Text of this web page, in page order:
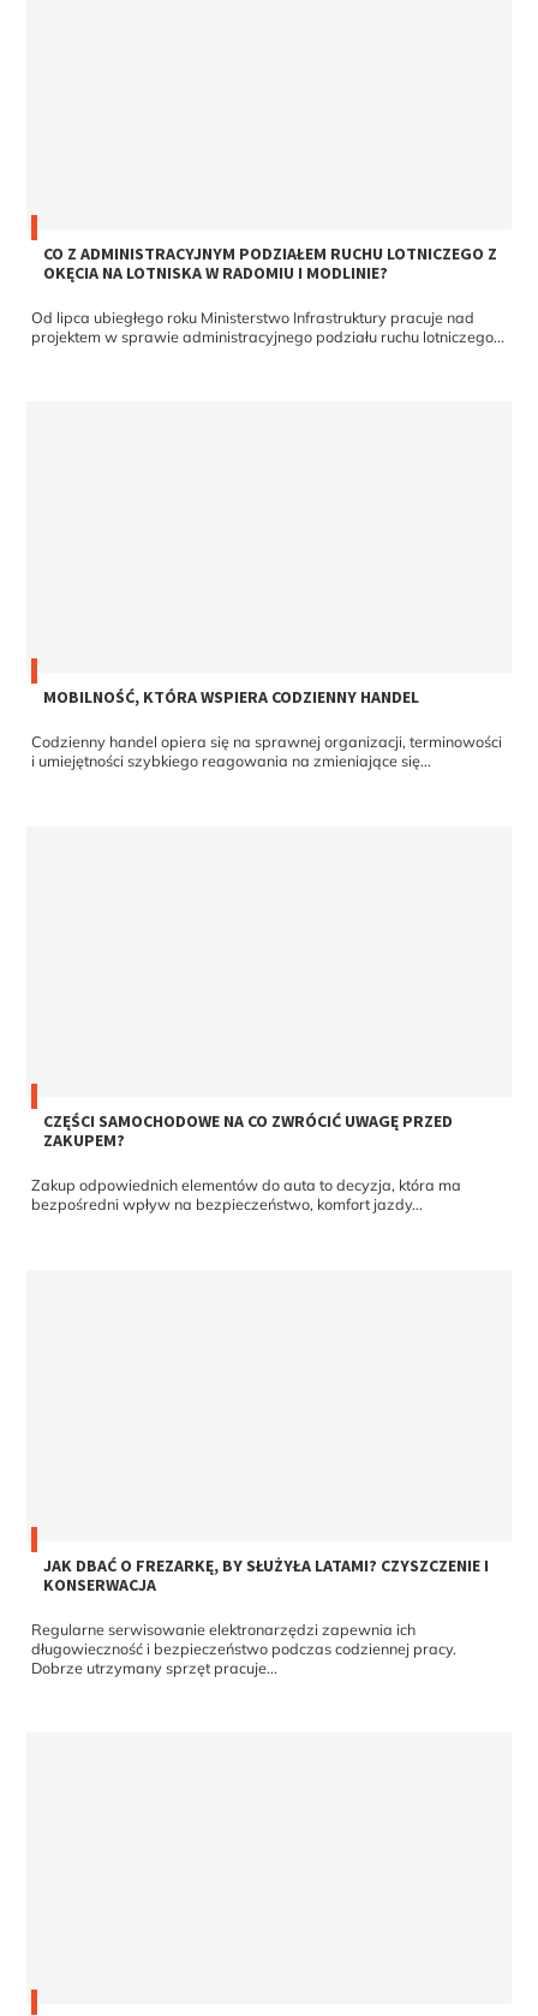
CO Z ADMINISTRACYJNYM PODZIAŁEM RUCHU LOTNICZEGO Z
OKĘCIA NA LOTNISKA W RADOMIU I MODLINIE?
Od lipca ubiegłego roku Ministerstwo Infrastruktury pracuje nad
projektem w sprawie administracyjnego podziału ruchu lotniczego...
MOBILNOŚĆ, KTÓRA WSPIERA CODZIENNY HANDEL
Codzienny handel opiera się na sprawnej organizacji, terminowości
i umiejętności szybkiego reagowania na zmieniające się...
CZĘŚCI SAMOCHODOWE NA CO ZWRÓCIĆ UWAGĘ PRZED
ZAKUPEM?
Zakup odpowiednich elementów do auta to decyzja, która ma
bezpośredni wpływ na bezpieczeństwo, komfort jazdy...
JAK DBAĆ O FREZARKĘ, BY SŁUŻYŁA LATAMI? CZYSZCZENIE I
KONSERWACJA
Regularne serwisowanie elektronarzędzi zapewnia ich
długowieczność i bezpieczeństwo podczas codziennej pracy.
Dobrze utrzymany sprzęt pracuje...